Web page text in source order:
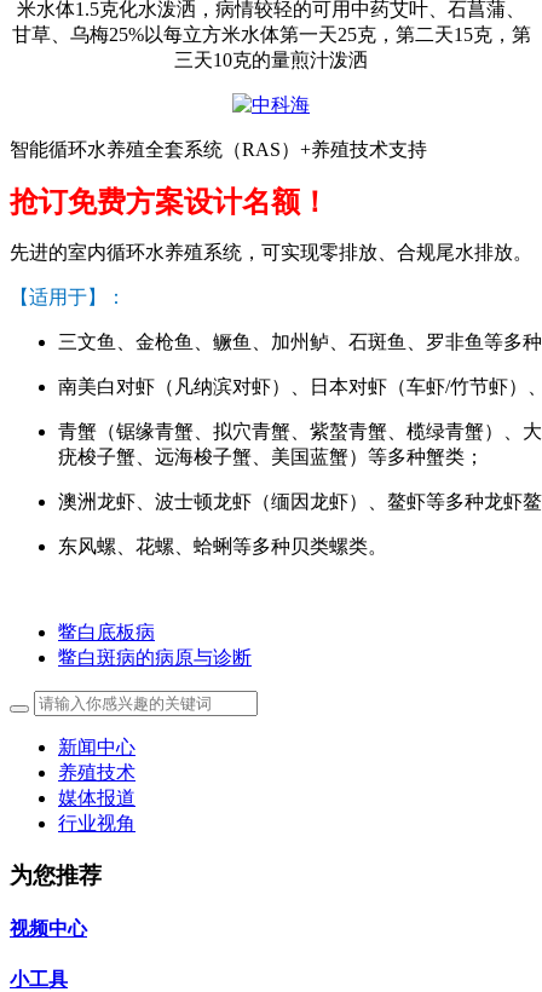
米水体1.5克化水泼洒，病情较轻的可用中药艾叶、石菖蒲、
甘草、乌梅25%以每立方米水体第一天25克，第二天15克，第
三天10克的量煎汁泼洒
智能循环水养殖全套系统（RAS）+养殖技术支持
抢订免费方案设计名额！
先进的室内循环水养殖系统，可实现零排放、合规尾水排放。
【适用于】：
三文鱼、金枪鱼、鳜鱼、加州鲈、石斑鱼、罗非鱼等多
南美白对虾（凡纳滨对虾）、日本对虾（车虾/竹节虾）
青蟹（锯缘青蟹、拟穴青蟹、紫螯青蟹、榄绿青蟹）、
疣梭子蟹、远海梭子蟹、美国蓝蟹）等多种蟹类；
澳洲龙虾、波士顿龙虾（缅因龙虾）、鳌虾等多种龙虾
东风螺、花螺、蛤蜊等多种贝类螺类。
鳖白底板病
鳖白斑病的病原与诊断
新闻中心
养殖技术
媒体报道
行业视角
为您推荐
视频中心
小工具